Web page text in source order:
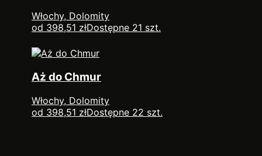
Włochy, Dolomity
od 398,51 złDostępne 21 szt.
Aż do Chmur
Włochy, Dolomity
od 398,51 złDostępne 22 szt.